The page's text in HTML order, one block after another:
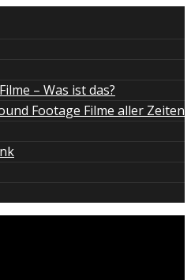
– Was ist das?
Footage Filme aller Zeiten